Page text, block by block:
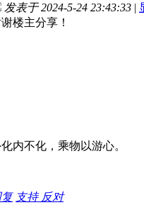
发表于 2024-5-24 23:43:33 |
楼主分享！
内不化，乘物以游心。
支持 反对